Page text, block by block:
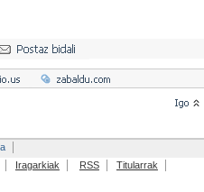
Iragarkiak RSS Titularrak